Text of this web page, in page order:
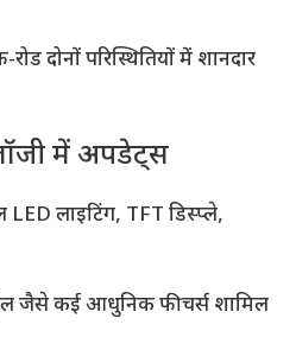
दोनों परिस्थितियों में शानदार
में अपडेट्स
लाइटिंग, TFT डिस्प्ले,
जैसे कई आधुनिक फीचर्स शामिल